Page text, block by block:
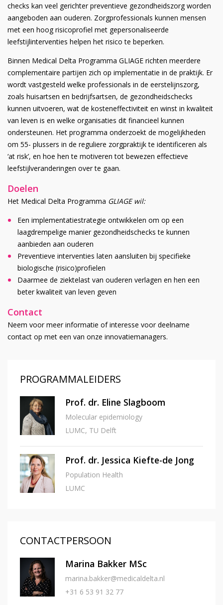
checks kan veel gerichter preventieve gezondheidszorg worden
aangeboden aan ouderen. Zorgprofessionals kunnen mensen
met een hoog risicoprofiel met gepersonaliseerde
leefstijlinterventies helpen het risico te beperken.
Binnen Medical Delta Programma GLIAGE richten meerdere
complementaire partijen zich op implementatie in de praktijk. Er
wordt vastgesteld welke professionals in de eerstelijnszorg,
zoals huisartsen en bedrijfsartsen, de gezondheidschecks
kunnen uitvoeren, wat de kosteneffectiviteit en winst in kwaliteit
van leven is en welke organisaties dit financieel kunnen
ondersteunen. Het programma onderzoekt de mogelijkheden
om 55- plussers in de reguliere zorgpraktijk te identificeren als
‘at risk’, en hoe hen te motiveren tot bewezen effectieve
leefstijlveranderingen over te gaan.
Doelen
Het Medical Delta Programma GLIAGE wil:
Een implementatiestrategie ontwikkelen om op een
laagdrempelige manier gezondheidschecks te kunnen
aanbieden aan ouderen
Preventieve interventies laten aansluiten bij specifieke
biologische (risico)profielen
Daarmee de ziektelast van ouderen verlagen en hen een
beter kwaliteit van leven geven
Contact
Neem voor meer informatie of interesse voor deelname
contact op met een van onze innovatiemanagers.
PROGRAMMALEIDERS
Prof. dr. Eline Slagboom
Molecular epidemiology
LUMC, TU Delft
Prof. dr. Jessica Kiefte-de Jong
Population Health
LUMC
CONTACTPERSOON
Marina Bakker MSc
marina.bakker@medicaldelta.nl
+31 6 53 91 32 77